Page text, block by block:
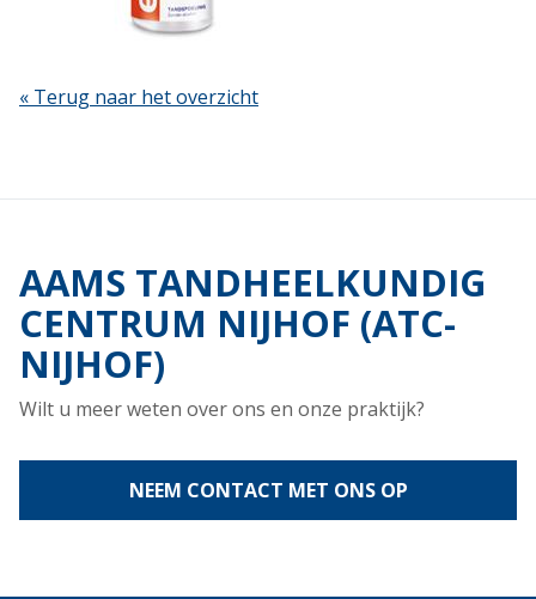
« Terug naar het overzicht
AAMS TANDHEELKUNDIG
CENTRUM NIJHOF (ATC-
NIJHOF)
Wilt u meer weten over ons en onze praktijk?
NEEM CONTACT MET ONS OP